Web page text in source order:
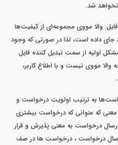
شد.
والا مووی مجموعه‌ای از کیفیت‌ها
جای داده است، لذا در صورتی که وجود
اولیه از سمت تبدیل کننده فایل
مووی نیست و با اطلاع کاربر،
به ترتیب اولویت درخواست و
معنی که عنوانی که درخواست بیشتری
درخواست به معنی پذیرش و قرار
درخواست ، درخواست ها در صف